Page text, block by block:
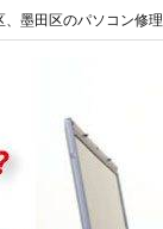
、墨田区のパソコン修理